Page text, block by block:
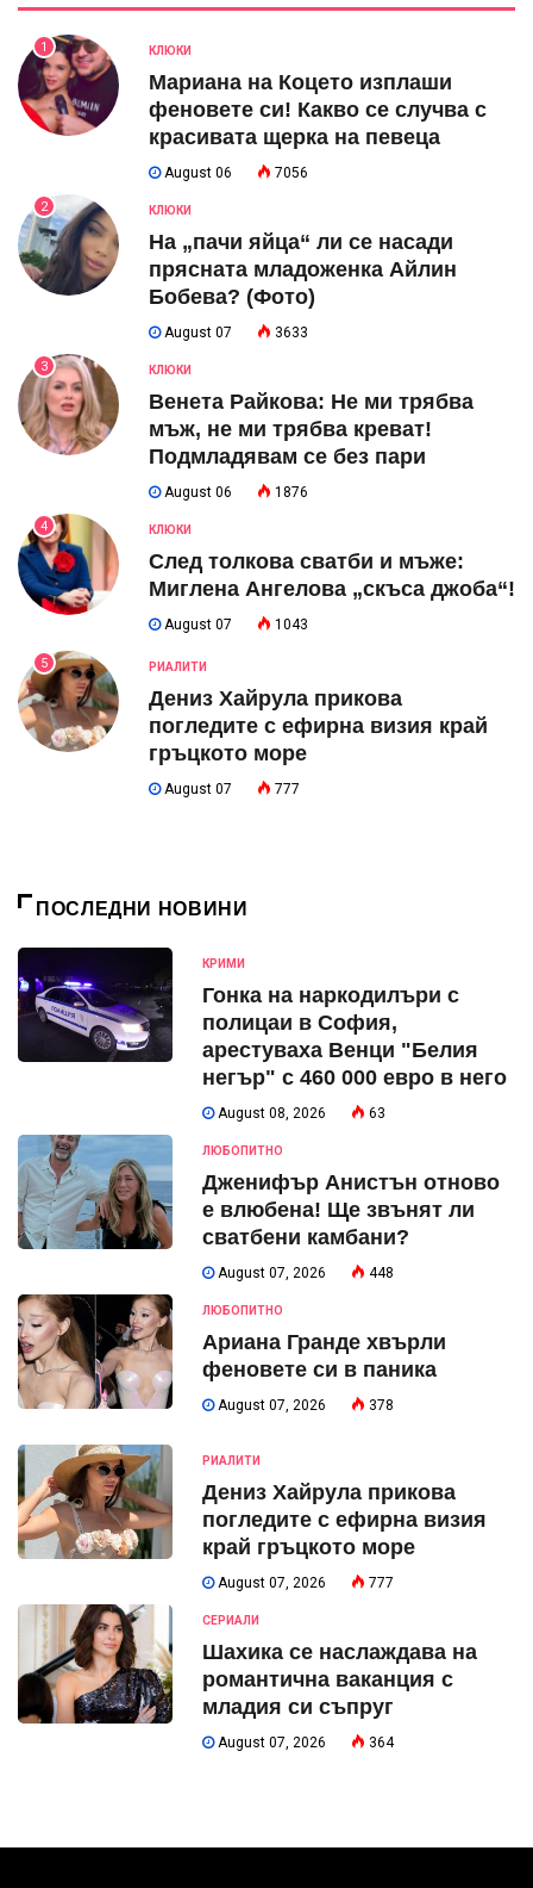
1 КЛЮКИ
Мариана на Коцето изплаши
феновете си! Какво се случва с
красивата щерка на певеца
August 06 7056
2 КЛЮКИ
На „пачи яйца“ ли се насади
прясната младоженка Айлин
Бобева? (Фото)
August 07 3633
3 КЛЮКИ
Венета Райкова: Не ми трябва
мъж, не ми трябва креват!
Подмладявам се без пари
August 06 1876
4 КЛЮКИ
След толкова сватби и мъже:
Миглена Ангелова „скъса джоба“!
August 07 1043
5 РИАЛИТИ
Дениз Хайрула прикова
погледите с ефирна визия край
гръцкото море
August 07 777
ПОСЛЕДНИ НОВИНИ
КРИМИ
Гонка на наркодилъри с
полицаи в София,
арестуваха Венци "Белия
негър" с 460 000 евро в него
August 08, 2026 63
ЛЮБОПИТНО
Дженифър Анистън отново
е влюбена! Ще звънят ли
сватбени камбани?
August 07, 2026 448
ЛЮБОПИТНО
Ариана Гранде хвърли
феновете си в паника
August 07, 2026 378
РИАЛИТИ
Дениз Хайрула прикова
погледите с ефирна визия
край гръцкото море
August 07, 2026 777
СЕРИАЛИ
Шахика се наслаждава на
романтична ваканция с
младия си съпруг
August 07, 2026 364